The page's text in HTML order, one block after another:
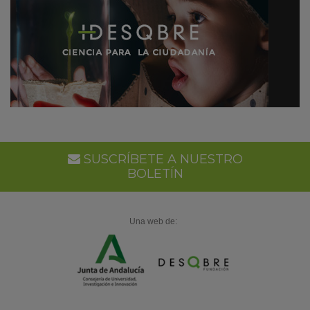
SUSCRÍBETE A NUESTRO
BOLETÍN
Una web de: